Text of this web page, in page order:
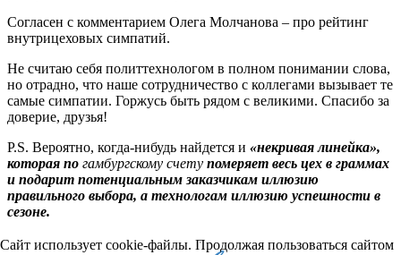
Согласен с комментарием Олега Молчанова – про рейтинг
внутрицеховых симпатий.
Не считаю себя политтехнологом в полном понимании слова,
но отрадно, что наше сотрудничество с коллегами вызывает те
самые симпатии. Горжусь быть рядом с великими. Спасибо за
доверие, друзья!
P.S. Вероятно, когда-нибудь найдется и «некривая линейка»,
которая по гамбургскому счету померяет весь цех в граммах
и подарит потенциальным заказчикам иллюзию
правильного выбора, а технологам иллюзию успешности в
сезоне.
Сайт использует cookie-файлы. Продолжая пользоваться сайтом